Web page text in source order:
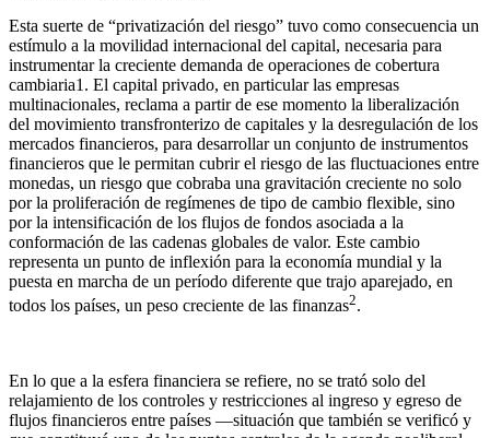
Esta suerte de “privatización del riesgo” tuvo como consecuencia un
estímulo a la movilidad internacional del capital, necesaria para
instrumentar la creciente demanda de operaciones de cobertura
cambiaria1. El capital privado, en particular las empresas
multinacionales, reclama a partir de ese momento la liberalización
del movimiento transfronterizo de capitales y la desregulación de los
mercados financieros, para desarrollar un conjunto de instrumentos
financieros que le permitan cubrir el riesgo de las fluctuaciones entre
monedas, un riesgo que cobraba una gravitación creciente no solo
por la proliferación de regímenes de tipo de cambio flexible, sino
por la intensificación de los flujos de fondos asociada a la
conformación de las cadenas globales de valor. Este cambio
representa un punto de inflexión para la economía mundial y la
puesta en marcha de un período diferente que trajo aparejado, en
todos los países, un peso creciente de las finanzas2.
En lo que a la esfera financiera se refiere, no se trató solo del
relajamiento de los controles y restricciones al ingreso y egreso de
flujos financieros entre países —situación que también se verificó y